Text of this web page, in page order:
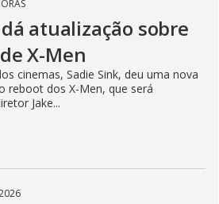
atualização sobre
X-Men
cinemas, Sadie Sink, deu uma nova
reboot dos X-Men, que será
Jake...